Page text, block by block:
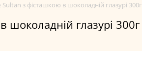
Sultan з фісташкою в шоколадній глазурі 300г
шоколадній глазурі 300г